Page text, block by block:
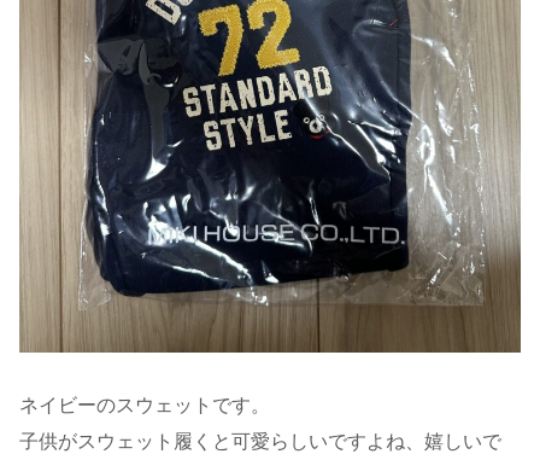
ネイビーのスウェットです。
子供がスウェット履くと可愛らしいですよね、嬉しいで